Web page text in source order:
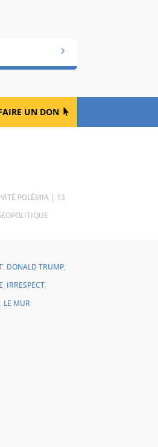
UN DON
POLÉMIA | 13
, DONALD TRUMP,
, IRRESPECT,
, LE MUR